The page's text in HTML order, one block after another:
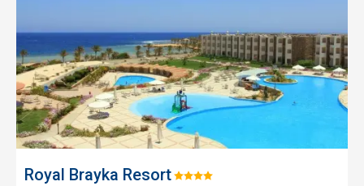
Royal Brayka ResortHodnotenie: